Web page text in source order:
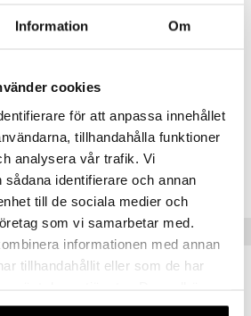
Information Om
cookies
för att anpassa innehållet
tillhandahålla funktioner
analysera vår trafik. Vi
identifierare och annan
till de sociala medier och
som vi samarbetar med.
informationen med annan
tillhandahållit eller som de har
användande av vår webbplats.
Sodium Chloride, Disodium
NG, Hibiscus Sabdariffa Flower
tuotteet